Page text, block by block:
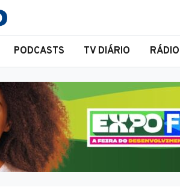
PODCASTS TV DIÁRIO RÁDIO